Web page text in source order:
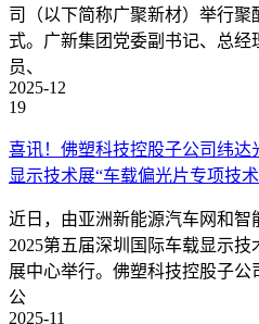
司（以下简称广聚新材）举行聚
式。广新集团党委副书记、总
员、
2025-12
19
喜讯！佛塑科技控股子公司纬
显示技术展“车载偏光片专项技
近日，由亚洲新能源汽车网和智
2025第五届深圳国际车载显示
展中心举行。佛塑科技控股子
公
2025-11